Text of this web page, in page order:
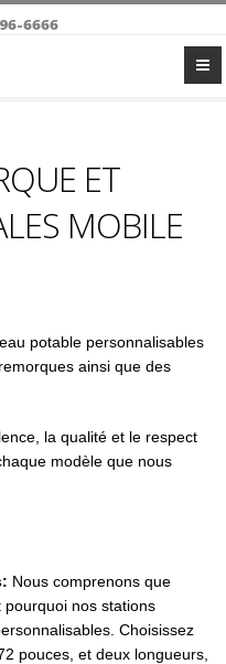
6666
ET
MOBILE
potable personnalisables
ainsi que des
la qualité et le respect
modèle que nous
Nous comprenons que
nos stations
Choisissez
pouces, et deux longueurs,